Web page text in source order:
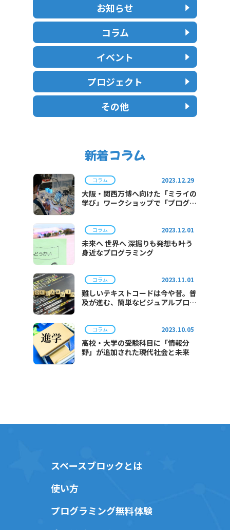
お知らせ
コラム
イベント
プロジェクト
その他
新着コラム
コラム 2023.12.29
大阪・関西万博へ向けた「ミライの
学び」ワークショップで「プログラ
コラム 2023.12.01
未来へ 世界へ 深掘りも発想も叶う
身近なプログラミング
コラム 2023.11.01
難しいテキストコードは今や昔。普
及が進む、簡単なビジュアルプログ
コラム 2023.10.05
高校・大学の受験科目に「情報分
野」が追加された現代社会と未来
スペースブロックとは
使い方
プログラミング無料体験